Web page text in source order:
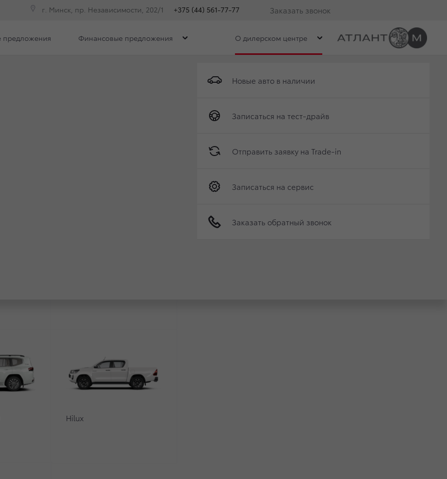
г. Минск, пр. Независимости, 202/1 +375 (44) 561-77-77 Заказать звонок
Hilux
Получить консультацию по кредиту
Отправить заявку на Trade-in
Записаться на сервис
Заказать обратный звонок
предложения Финансовые предложения О дилерском центре
Новые авто в наличии
Записаться на тест-драйв
Отправить заявку на Trade-in
Записаться на сервис
Заказать обратный звонок
ИСТОРИЯ ЛЕГЕНДЫ
класса